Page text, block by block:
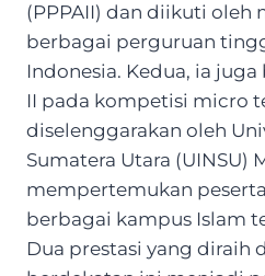
(PPPAII) dan diikuti oleh
berbagai perguruan
Indonesia. Kedua, ia
II pada kompetisi micro
diselenggarakan oleh
Sumatera Utara (UINSU)
mempertemukan
berbagai kampus Islam
Dua prestasi yang diraih